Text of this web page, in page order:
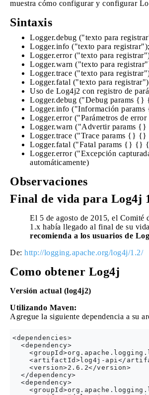
muestra cómo configurar y configurar
Sintaxis
Logger.debug ("texto para
Logger.info ("texto para
Logger.error ("texto para
Logger.warn ("texto para
Logger.trace ("texto para
Logger.fatal ("texto para
Uso de Log4j2 con registro de
Logger.debug ("Debug params {}
Logger.info ("Información
Logger.error ("Parámetros de
Logger.warn ("Advertir params {}
Logger.trace ("Trace params {} {}
Logger.fatal ("Fatal params {} {}
Logger.error ("Excepción
automáticamente)
Observaciones
Final de vida para Log4j
El 5 de agosto de 2015, el Comité
1.x había llegado al final de su
recomienda a los usuarios de
De: http://logging.apache.org/log4j/1.2/
Como obtener Log4j
Versión actual (log4j2)
Utilizando Maven:
Agregue la siguiente dependencia a su
<dependencies>
  <dependency>
<artifactId>log4j-api</
    <version>2.6.2</version>
  </dependency>
  <dependency>